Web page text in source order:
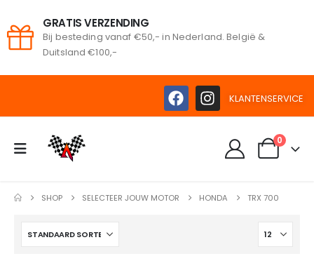
GRATIS VERZENDING
Bij besteding vanaf €50,- in Nederland. België &
Duitsland €100,-
KLANTENSERVICE
0
SHOP SELECTEER JOUW MOTOR HONDA TRX 700